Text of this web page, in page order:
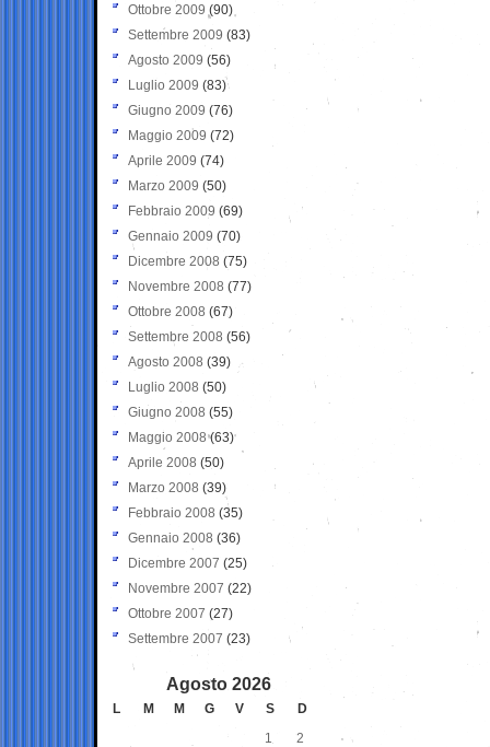
Ottobre 2009 (90)
Settembre 2009 (83)
Agosto 2009 (56)
Luglio 2009 (83)
Giugno 2009 (76)
Maggio 2009 (72)
Aprile 2009 (74)
Marzo 2009 (50)
Febbraio 2009 (69)
Gennaio 2009 (70)
Dicembre 2008 (75)
Novembre 2008 (77)
Ottobre 2008 (67)
Settembre 2008 (56)
Agosto 2008 (39)
Luglio 2008 (50)
Giugno 2008 (55)
Maggio 2008(63)
Aprile 2008 (50)
Marzo 2008 (39)
Febbraio 2008 (35)
Gennaio 2008 (36)
Dicembre 2007 (25)
Novembre 2007 (22)
Ottobre 2007 (27)
Settembre 2007 (23)
Agosto 2026
L M M G V S
D
1
2